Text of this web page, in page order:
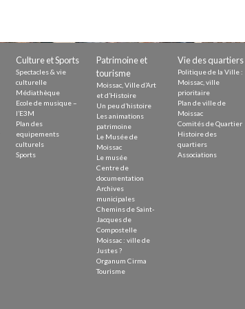
Culture et Sports
Spectacles & vie
culturelle
Médiathèque
Ecole de musique –
l’E3M
Plan des
equipements
culturels
Sports
Patrimoine et
tourisme
Moissac, Ville d’Art
et d’Histoire
Un peu d’histoire
Les animations
patrimoine
Le Musée de
Moissac
Le musée
Centre de
documentation
Archives
municipales
Chemins de Saint-
Jacques de
Compostelle
Moissac : ville de
Justes ?
Organum Cirma
Tourisme
Vie des quartiers
Politique de la Ville :
Moissac, ville
prioritaire
Plan de ville de
Moissac
Comités de Quartier
Histoire des
quartiers
Associations